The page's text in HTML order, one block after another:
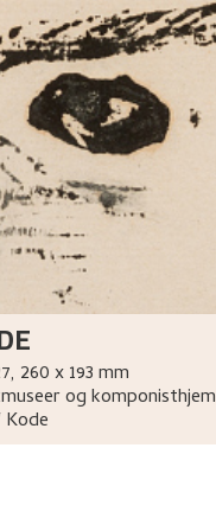
, 260 x 193 mm
og komponisthjem